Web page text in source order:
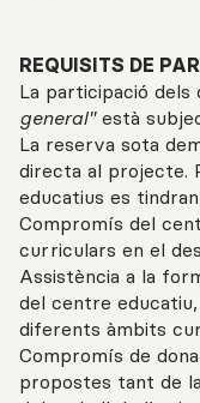
REQUISITS DE
La participació
general"està
La reserva sota
directa al projecte.
educatius es
Compromís del
curriculars en el
Assistència a la
del centre
diferents àmbits
Compromís de
propostes tant de